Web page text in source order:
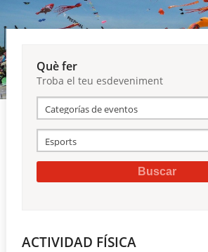
València en esport
Reserves
Què fer
Troba el teu esdeveniment
ACTIVIDAD FÍSICA